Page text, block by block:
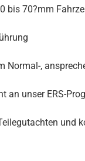
bis 70?mm
Normal-,
an unser ERS-
und